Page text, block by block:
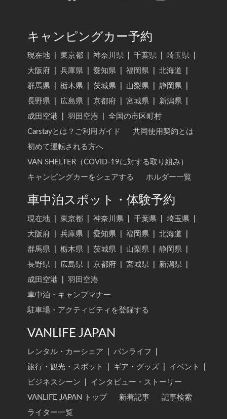
キャンピングカー予約
現在地 東京都 神奈川県 千葉県 埼玉県
大阪府
兵庫県 愛知県 福岡県 北海道
群馬県
栃木県 茨城県 山梨県 静岡県
長野県
広島県 京都府 宮城県 新潟県
成田空港
羽田空港
全国の市区町村
Carstayとは？ご利用ガイド
共同使用契約とは
初めて運転される方へ
VAN SHELTER（COVID-19に対する取り組み）
キャンピングカーをシェアする
ホルダー一覧
車中泊スポット・体験予約
現在地 東京都 神奈川県 千葉県 埼玉県
大阪府
兵庫県 愛知県 福岡県 北海道
群馬県
栃木県 茨城県 山梨県 静岡県
長野県
広島県 京都府 宮城県 新潟県
成田空港
羽田空港
車中泊・キャンプマナー
駐車場・アクティビティを登録する
VANLIFE JAPAN
レンタル・カーシェア バンライフ
旅行・観光・スポット
ギア・グッズ イベント
ビジネスシーン
インタビュー・ストーリー
VANLIFE JAPAN トップ
新着記事
記事検索
ライター一覧